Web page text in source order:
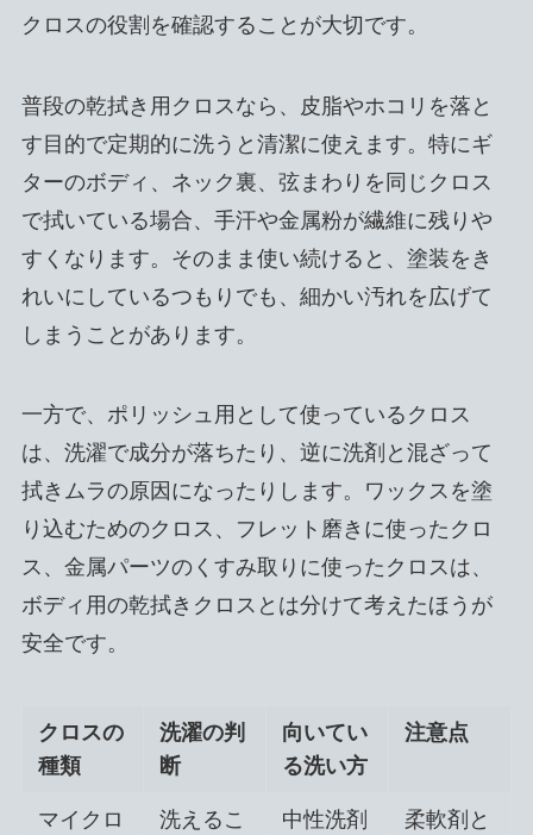
クロスの役割を確認することが大切です。
普段の乾拭き用クロスなら、皮脂やホコリを落と
す目的で定期的に洗うと清潔に使えます。特にギ
ターのボディ、ネック裏、弦まわりを同じクロス
で拭いている場合、手汗や金属粉が繊維に残りや
すくなります。そのまま使い続けると、塗装をき
れいにしているつもりでも、細かい汚れを広げて
しまうことがあります。
一方で、ポリッシュ用として使っているクロス
は、洗濯で成分が落ちたり、逆に洗剤と混ざって
拭きムラの原因になったりします。ワックスを塗
り込むためのクロス、フレット磨きに使ったクロ
ス、金属パーツのくすみ取りに使ったクロスは、
ボディ用の乾拭きクロスとは分けて考えたほうが
安全です。
クロスの
種類
洗濯の判
断
向いてい
る洗い方
注意点
マイクロ
洗えるこ
中性洗剤
柔軟剤と